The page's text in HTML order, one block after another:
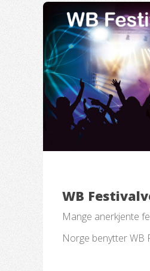
WB
Mange anerkjente
Norge benytter WB